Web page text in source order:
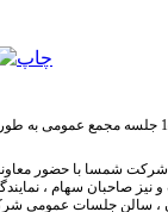
وز یکشنبه مورخ 1404/10/21 جلسه مجمع عمومی
العاده منتهی به سال 1403 شرکت شمسا